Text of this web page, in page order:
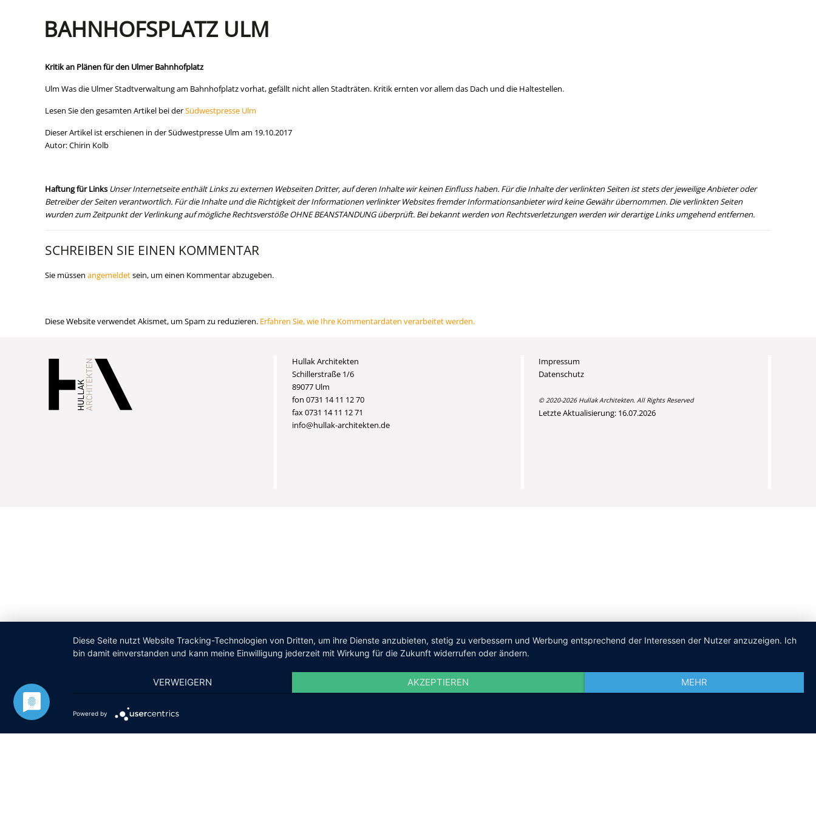
BAHNHOFSPLATZ ULM
Kritik an Plänen für den Ulmer Bahnhofplatz
Ulm Was die Ulmer Stadtverwaltung am Bahnhofplatz vorhat, gefällt nicht allen Stadträten. Kritik ernten vor allem das Dach und die Haltestellen.
Lesen Sie den gesamten Artikel bei derSüdwestpresse Ulm
Dieser Artikel ist erschienen in der Südwestpresse Ulm am 19.10.2017
Autor: Chirin Kolb
Haftung für Links Unser Internetseite enthält Links zu externen Webseiten Dritter, auf deren Inhalte wir keinen Einfluss haben. Für die Inhalte der verlinkten Seiten ist stets der jeweilige Anbieter oder
Betreiber der Seiten verantwortlich. Für die Inhalte und die Richtigkeit der Informationen verlinkter Websites fremder Informationsanbieter wird keine Gewähr übernommen. Die verlinkten Seiten
wurden zum Zeitpunkt der Verlinkung auf mögliche Rechtsverstöße OHNE BEANSTANDUNG überprüft. Bei bekannt werden von Rechtsverletzungen werden wir derartige Links umgehend entfernen.
SCHREIBEN SIE EINEN KOMMENTAR
Sie müssenangemeldetsein, um einen Kommentar abzugeben.
Diese Website verwendet Akismet, um Spam zu reduzieren. Erfahren Sie, wie Ihre Kommentardaten verarbeitet werden.
Hullak Architekten
Schillerstraße 1/6
89077 Ulm
fon 0731 14 11 12 70
fax 0731 14 11 12 71
info@hullak-architekten.de
Impressum
Datenschutz
© 2020-2026 Hullak Architekten. All Rights Reserved
Letzte Aktualisierung: 16.07.2026
Diese Seite nutzt Website Tracking-Technologien von Dritten, um ihre Dienste anzubieten, stetig zu verbessern und Werbung entsprechend der Interessen der Nutzer anzuzeigen. Ich
bin damit einverstanden und kann meine Einwilligung jederzeit mit Wirkung für die Zukunft widerrufen oder ändern.
VERWEIGERN AKZEPTIEREN MEHR
Powered by